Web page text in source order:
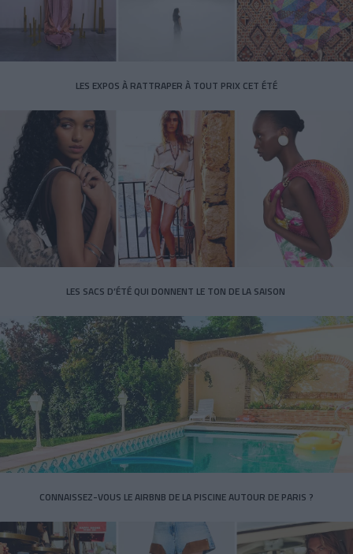
LES EXPOS À RATTRAPER À TOUT PRIX CET ÉTÉ
LES SACS D’ÉTÉ QUI DONNENT LE TON DE LA SAISON
CONNAISSEZ-VOUS LE AIRBNB DE LA PISCINE AUTOUR DE PARIS ?